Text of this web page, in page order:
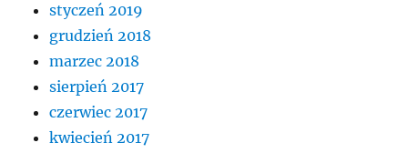
styczeń 2019
grudzień 2018
marzec 2018
sierpień 2017
czerwiec 2017
kwiecień 2017